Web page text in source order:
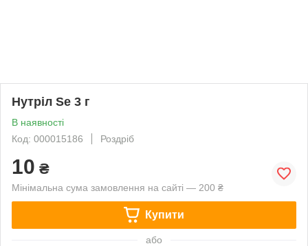
Нутріл Se 3 г
В наявності
Код: 000015186
Роздріб
10 ₴
Мінімальна сума замовлення на сайті — 200 ₴
Купити
або